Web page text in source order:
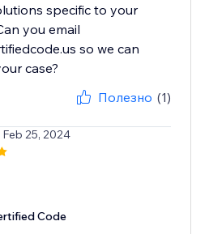
specific to your
you email
so we can
Полезно (1)
Feb 25, 2024
Code